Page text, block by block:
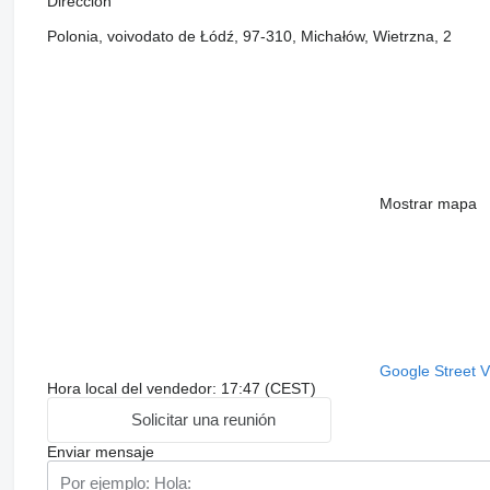
Polonia, voivodato de Łódź, 97-310, Michałów, Wietrzna, 2
Mostrar mapa
Google Street
Hora local del vendedor: 17:47 (CEST)
Solicitar una reunión
Enviar mensaje